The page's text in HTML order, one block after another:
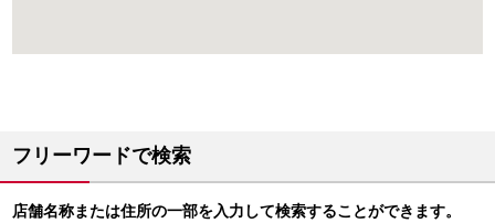
フリーワードで検索
店舗名称または住所の一部を入力して検索することができます。